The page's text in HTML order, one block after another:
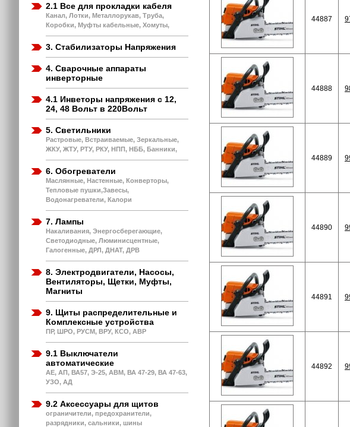
2.1 Все для прокладки кабеля
Канал, Лотки, Металлорукав, Труба,
Коробки, Муфты кабельные, Хомуты,
3. Стабилизаторы Напряжения
4. Сварочные аппараты
инверторные
4.1 Инветоры напряжения с 12,
24, 48 Вольт в 220Вольт
5. Светильники
Растровые, Встраиваемые, Зеркальные,
ЖКУ, ЖТУ, РТУ, РКУ, НПП, НББ, Банники,
6. Обогреватели
Маслянные, Настенные, Конверторы,
Тепловые пушки,Завесы,
Водонагреватели, Калори
7. Лампы
Накаливания, Энергосберегающие,
Светодиодные, Люминисцентные,
Галогенные, ДРЛ, ДНАТ, ДРВ
8. Электродвигатели, Насосы,
Вентиляторы, Щетки, Муфты,
Магниты
9. Щиты распределительные и
Комплексные устройства
ПР, ШРО, РУСМ, ВРУ, КСО, АВР
9.1 Выключатели
автоматические
АЕ, АП, ВА57, Э-25, АВМ, ВА 47-29, ВА 47-63,
УЗО, АД
9.2 Аксессуары для щитов
ограничители, предохранители,
разрядники, сальники, шины
44887
44888
44889
44890
44891
44892